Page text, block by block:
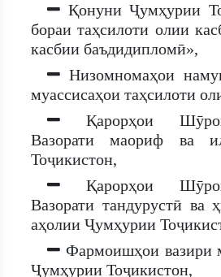
Қонуни Ҷумҳурии
бораи таҳсилоти олии
касбии баъдидипломӣ»,
Низомномаҳои
муассисаҳои таҳсилоти
Қарорҳои
Вазорати маориф ва
Тоҷикистон,
Қарорҳои
Вазорати тандурустӣ ва
аҳолии Ҷумҳурии
Фармоишҳои вазири
Ҷумҳурии Тоҷикистон,